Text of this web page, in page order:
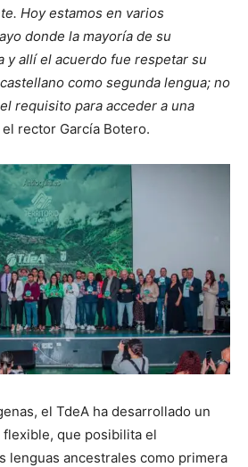
Hoy estamos en varios
donde la mayoría de su
y allí el acuerdo fue respetar su
como segunda lengua; no
requisito para acceder a una
rector García Botero.
el TdeA ha desarrollado un
que posibilita el
lenguas ancestrales como primera